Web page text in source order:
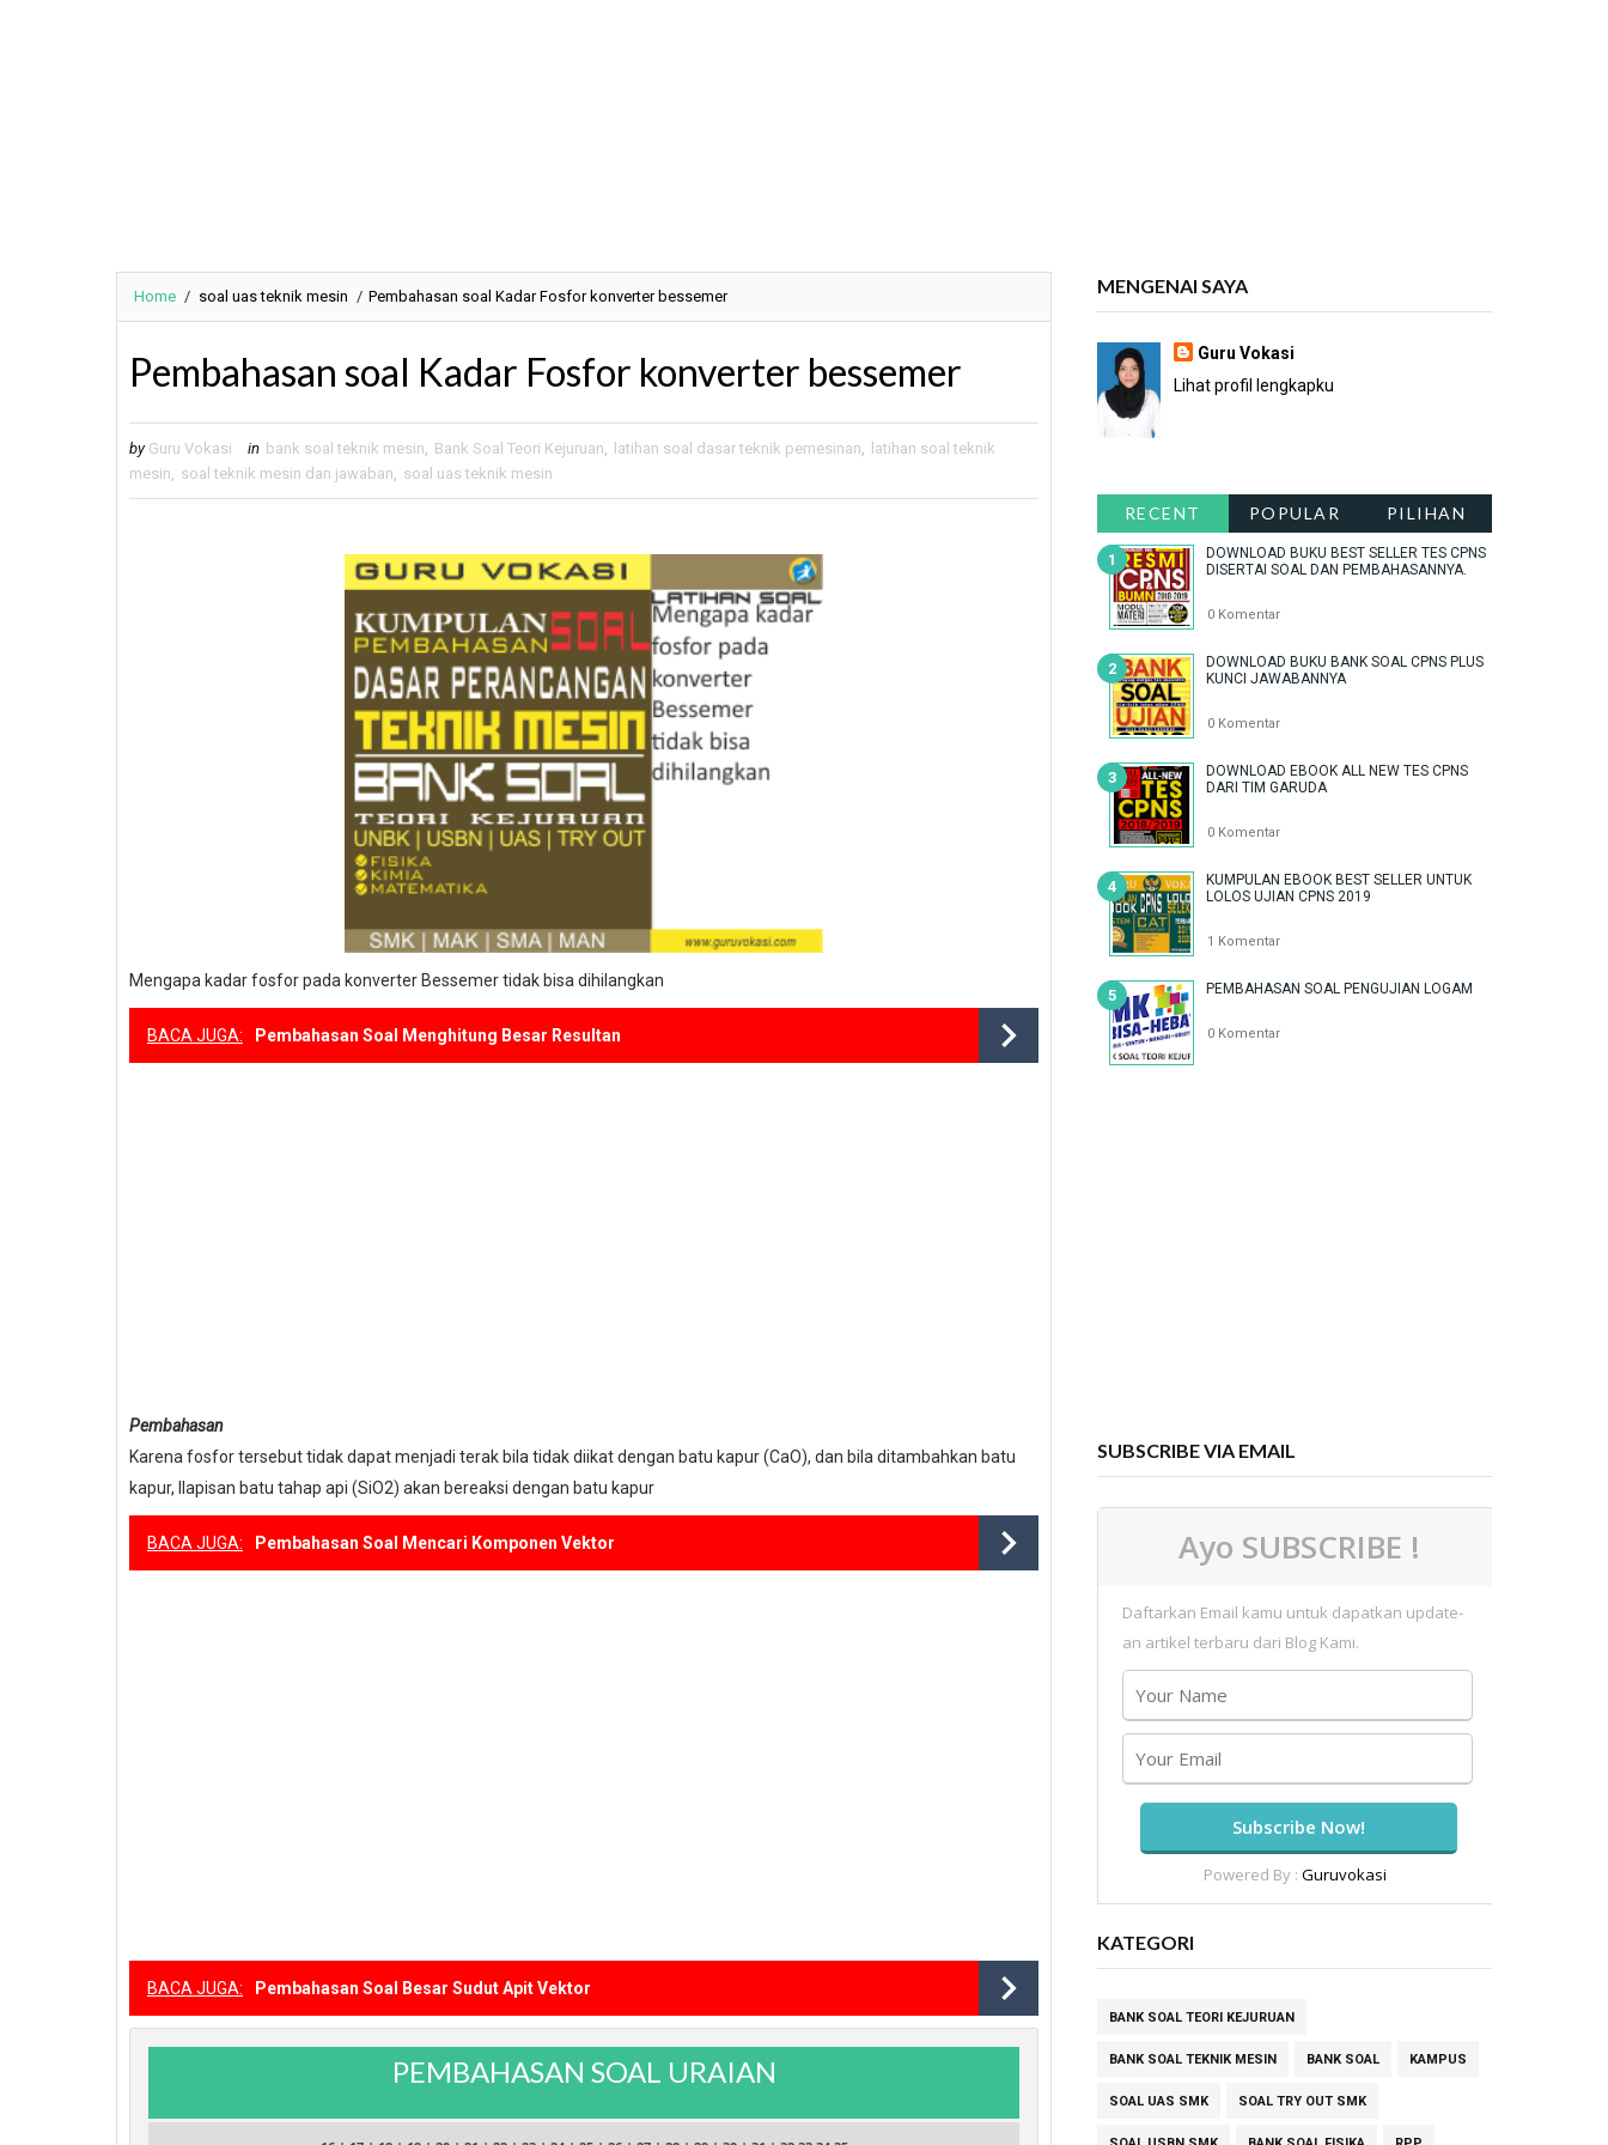
Home / soal uas teknik mesin / Pembahasan soal Kadar Fosfor konverter bessemer
Pembahasan soal Kadar Fosfor konverter bessemer
by Guru Vokasi in bank soal teknik mesin, Bank Soal Teori Kejuruan, latihan soal dasar teknik pemesinan,
latihan soal teknik
mesin, soal teknik mesin dan jawaban, soal uas teknik mesin
Mengapa kadar fosfor pada konverter Bessemer tidak bisa dihilangkan
BACA JUGA: Pembahasan Soal Menghitung Besar Resultan
Pembahasan
Karena fosfor tersebut tidak dapat menjadi terak bila tidak diikat dengan batu kapur (CaO), dan bila ditambahkan batu
kapur, llapisan batu tahap api (SiO2) akan bereaksi dengan batu kapur
BACA JUGA: Pembahasan Soal Mencari Komponen Vektor
BACA JUGA: Pembahasan Soal Besar Sudut Apit Vektor
PEMBAHASAN SOAL URAIAN
MENGENAI SAYA
Guru Vokasi
Lihat profil lengkapku
RECENT POPULAR PILIHAN
DOWNLOAD BUKU BEST SELLER TES CPNS
DISERTAI SOAL DAN PEMBAHASANNYA.
0 Komentar
DOWNLOAD BUKU BANK SOAL CPNS PLUS
KUNCI JAWABANNYA
0 Komentar
DOWNLOAD EBOOK ALL NEW TES CPNS
DARI TIM GARUDA
0 Komentar
KUMPULAN EBOOK BEST SELLER UNTUK
LOLOS UJIAN CPNS 2019
1 Komentar
PEMBAHASAN SOAL PENGUJIAN LOGAM
0 Komentar
SUBSCRIBE VIA EMAIL
Ayo SUBSCRIBE !
Daftarkan Email kamu untuk dapatkan update-
an artikel terbaru dari Blog Kami.
Powered By : Guruvokasi
KATEGORI
BANK SOAL TEORI KEJURUAN
BANK SOAL TEKNIK MESIN BANK SOAL KAMPUS
SOAL UAS SMK SOAL TRY OUT SMK